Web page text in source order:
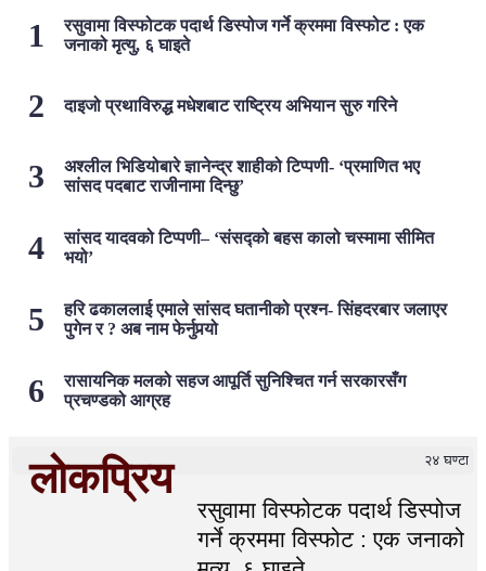
रसुवामा विस्फोटक पदार्थ डिस्पोज गर्ने क्रममा विस्फोट : एक
जनाको मृत्यु, ६ घाइते
दाइजो प्रथाविरुद्ध मधेशबाट राष्ट्रिय अभियान सुरु गरिने
अश्लील भिडियोबारे ज्ञानेन्द्र शाहीको टिप्पणी- ‘प्रमाणित भए
सांसद पदबाट राजीनामा दिन्छु’
सांसद यादवको टिप्पणी– ‘संसद्को बहस कालो चस्मामा सीमित
भयो’
हरि ढकाललाई एमाले सांसद घतानीको प्रश्न- सिंहदरबार जलाएर
पुगेन र ? अब नाम फेर्नुपर्‍यो
रासायनिक मलको सहज आपूर्ति सुनिश्चित गर्न सरकारसँग
प्रचण्डको आग्रह
लोकप्रिय २४ घण्टा
रसुवामा विस्फोटक पदार्थ डिस्पोज
गर्ने क्रममा विस्फोट : एक जनाको